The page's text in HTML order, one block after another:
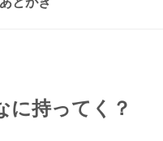
に持ってく？